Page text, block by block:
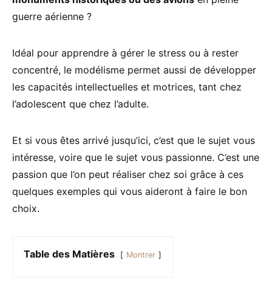
guerre aérienne ?
Idéal pour apprendre à gérer le stress ou à rester
concentré, le modélisme permet aussi de développer
les capacités intellectuelles et motrices, tant chez
l’adolescent que chez l’adulte.
Et si vous êtes arrivé jusqu’ici, c’est que le sujet vous
intéresse, voire que le sujet vous passionne. C’est une
passion que l’on peut réaliser chez soi grâce à ces
quelques exemples qui vous aideront à faire le bon
choix.
Table des Matières Montrer